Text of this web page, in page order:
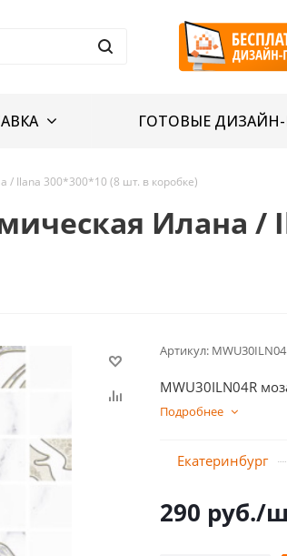
ГОТОВЫЕ
/ Ilana 300*300*10 (8 шт. в коробке)
Илана /
Артикул:
MWU30ILN04R
Подробнее
Екатеринбург
290 руб./